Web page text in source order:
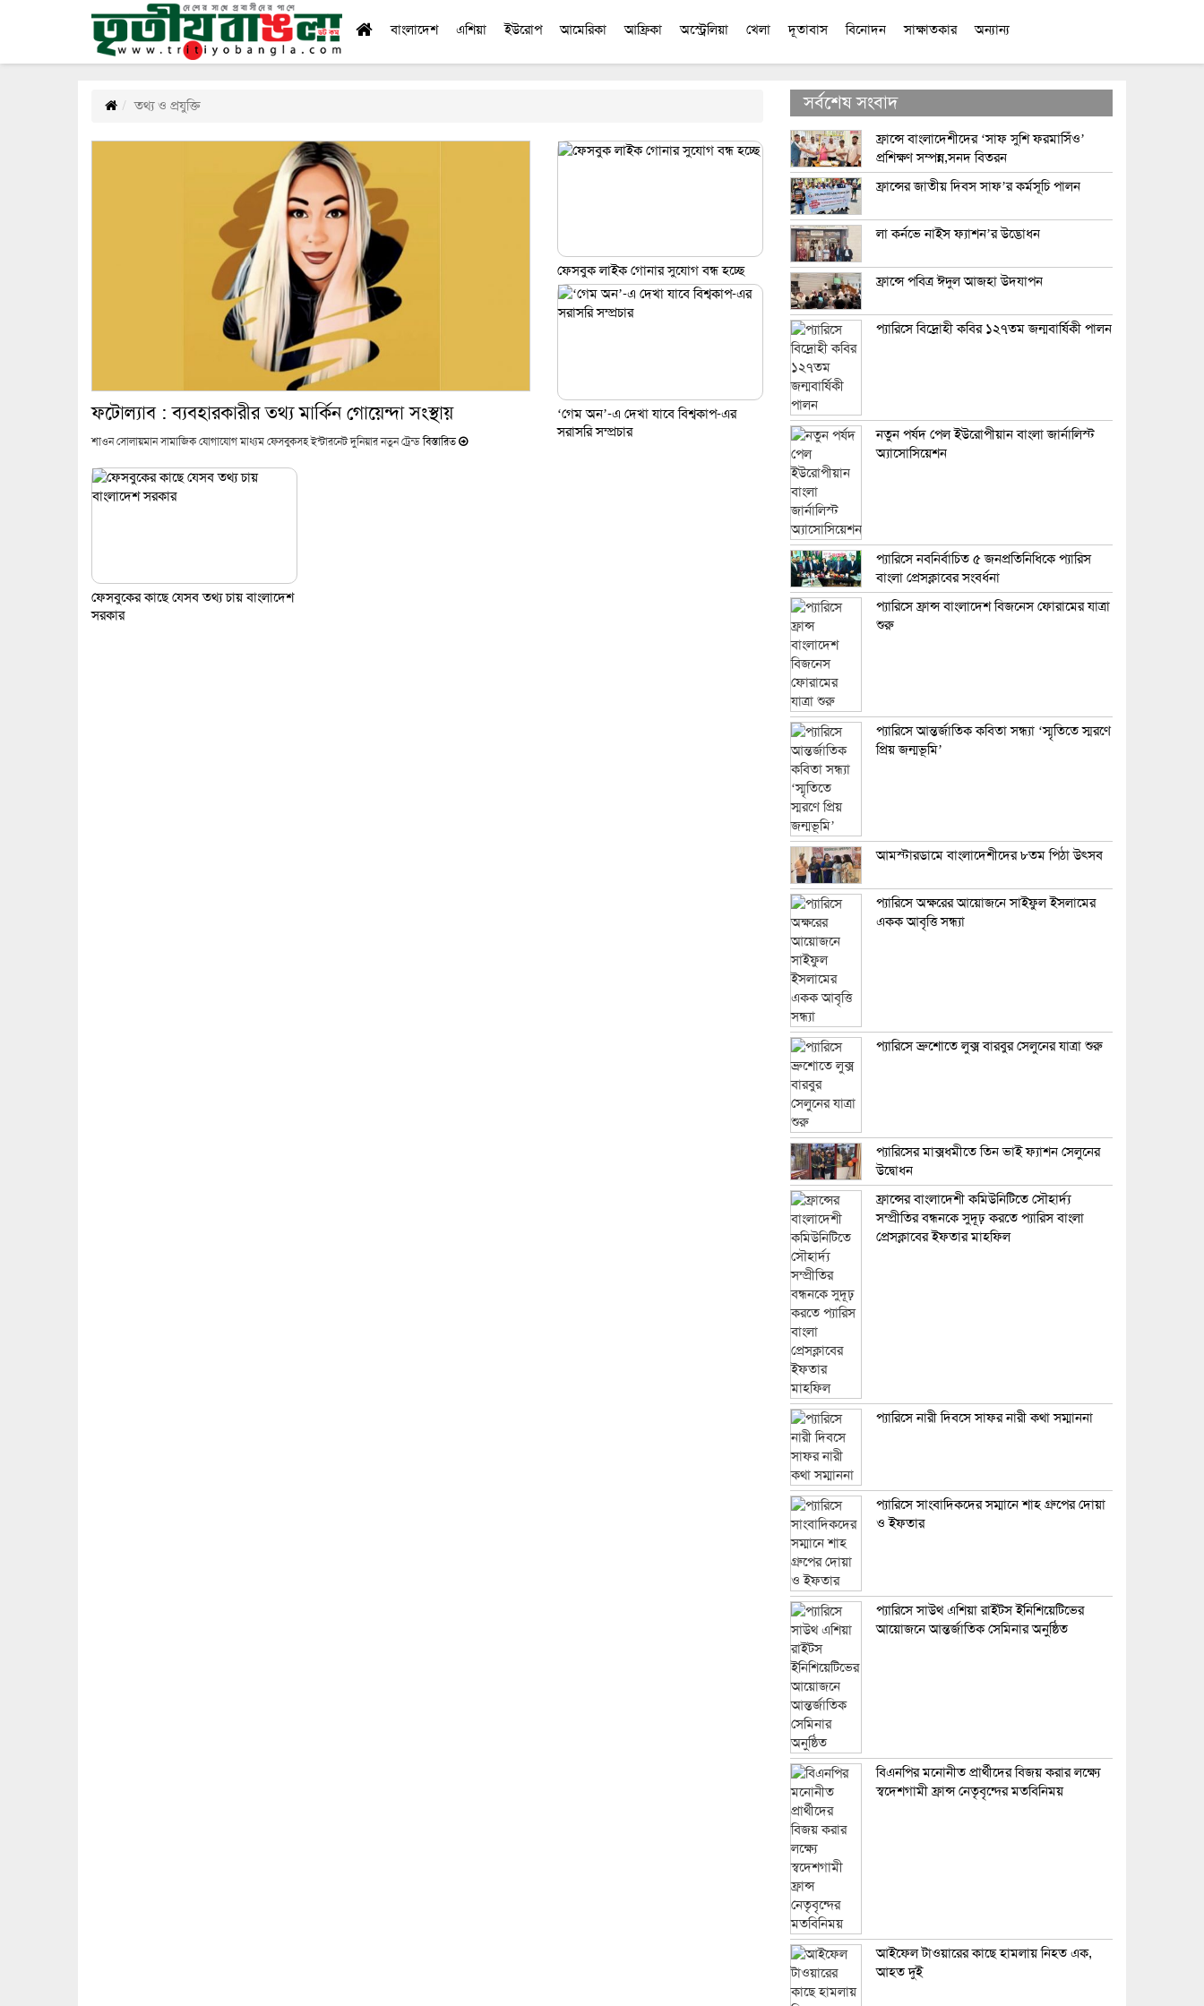
বাংলাদেশ এশিয়া ইউরোপ আমেরিকা আফ্রিকা অস্ট্রেলিয়া খেলা দূতাবাস বিনোদন সাক্ষাতকার অন্যান্য
তথ্য ও প্রযুক্তি
ফটোল্যাব : ব্যবহারকারীর তথ্য মার্কিন গোয়েন্দা সংস্থায়
শাওন সোলায়মান সামাজিক যোগাযোগ মাধ্যম ফেসবুকসহ ইন্টারনেট দুনিয়ার নতুন ট্রেন্ডবিস্তারিত
ফেসবুক লাইক গোনার সুযোগ বন্ধ হচ্ছে
‘গেম অন’-এ দেখা যাবে বিশ্বকাপ-এর
সরাসরি সম্প্রচার
ফেসবুকের কাছে যেসব তথ্য চায় বাংলাদেশ
সরকার
সর্বশেষ সংবাদ
ফ্রান্সে বাংলাদেশীদের ‘সাফ সুশি ফরমাসিঁও’
প্রশিক্ষণ সম্পন্ন,সনদ বিতরন
ফ্রান্সের জাতীয় দিবস সাফ’র কর্মসূচি পালন
লা কর্নভে নাইস ফ্যাশন’র উদ্ভোধন
ফ্রান্সে পবিত্র ঈদুল আজহা উদযাপন
প্যারিসে বিদ্রোহী কবির ১২৭তম জন্মবার্ষিকী পালন
নতুন পর্ষদ পেল ইউরোপীয়ান বাংলা জার্নালিস্ট
অ্যাসোসিয়েশন
প্যারিসে নবনির্বাচিত ৫ জনপ্রতিনিধিকে প্যারিস
বাংলা প্রেসক্লাবের সংবর্ধনা
প্যারিসে ফ্রান্স বাংলাদেশ বিজনেস ফোরামের যাত্রা
শুরু
প্যারিসে আন্তর্জাতিক কবিতা সন্ধ্যা ‘স্মৃতিতে স্মরণে
প্রিয় জন্মভূমি’
আমস্টারডামে বাংলাদেশীদের ৮তম পিঠা উৎসব
প্যারিসে অক্ষরের আয়োজনে সাইফুল ইসলামের
একক আবৃত্তি সন্ধ্যা
প্যারিসে ব্রুশোতে লুক্স বারবুর সেলুনের যাত্রা শুরু
প্যারিসের মাক্সধমীতে তিন ভাই ফ্যাশন সেলুনের
উদ্বোধন
ফ্রান্সের বাংলাদেশী কমিউনিটিতে সৌহার্দ্য
সম্প্রীতির বন্ধনকে সুদূঢ় করতে প্যারিস বাংলা
প্রেসক্লাবের ইফতার মাহফিল
প্যারিসে নারী দিবসে সাফর নারী কথা সম্মাননা
প্যারিসে সাংবাদিকদের সম্মানে শাহ গ্রুপের দোয়া
ও ইফতার
প্যারিসে সাউথ এশিয়া রাইটস ইনিশিয়েটিভের
আয়োজনে আন্তর্জাতিক সেমিনার অনুষ্ঠিত
বিএনপির মনোনীত প্রার্থীদের বিজয় করার লক্ষ্যে
স্বদেশগামী ফ্রান্স নেতৃবৃন্দের মতবিনিময়
আইফেল টাওয়ারের কাছে হামলায় নিহত এক,
আহত দুই